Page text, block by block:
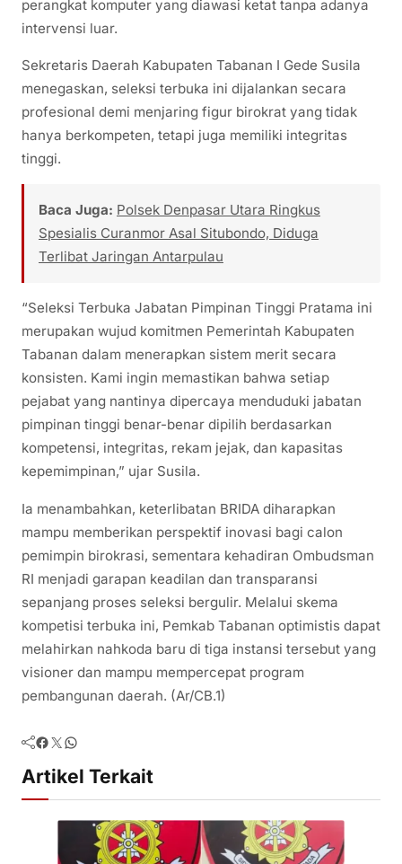
perangkat komputer yang diawasi ketat tanpa adanya
intervensi luar.
Sekretaris Daerah Kabupaten Tabanan I Gede Susila
menegaskan, seleksi terbuka ini dijalankan secara
profesional demi menjaring figur birokrat yang tidak
hanya berkompeten, tetapi juga memiliki integritas
tinggi.
Baca Juga: Polsek Denpasar Utara Ringkus
Spesialis Curanmor Asal Situbondo, Diduga
Terlibat Jaringan Antarpulau
“Seleksi Terbuka Jabatan Pimpinan Tinggi Pratama ini
merupakan wujud komitmen Pemerintah Kabupaten
Tabanan dalam menerapkan sistem merit secara
konsisten. Kami ingin memastikan bahwa setiap
pejabat yang nantinya dipercaya menduduki jabatan
pimpinan tinggi benar-benar dipilih berdasarkan
kompetensi, integritas, rekam jejak, dan kapasitas
kepemimpinan,” ujar Susila.
Ia menambahkan, keterlibatan BRIDA diharapkan
mampu memberikan perspektif inovasi bagi calon
pemimpin birokrasi, sementara kehadiran Ombudsman
RI menjadi garapan keadilan dan transparansi
sepanjang proses seleksi bergulir. Melalui skema
kompetisi terbuka ini, Pemkab Tabanan optimistis dapat
melahirkan nahkoda baru di tiga instansi tersebut yang
visioner dan mampu mempercepat program
pembangunan daerah. (Ar/CB.1)
Facebook Twitter WhatsApp
Artikel Terkait